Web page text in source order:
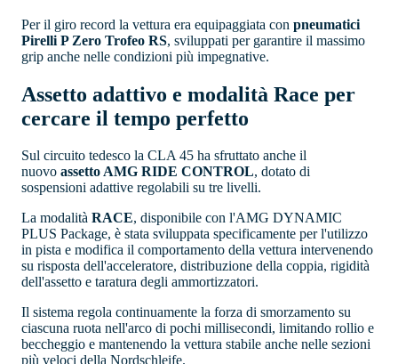
Per il giro record la vettura era equipaggiata con pneumatici
Pirelli P Zero Trofeo RS, sviluppati per garantire il massimo
grip anche nelle condizioni più impegnative.
Assetto adattivo e modalità Race per
cercare il tempo perfetto
Sul circuito tedesco la CLA 45 ha sfruttato anche il
nuovo assetto AMG RIDE CONTROL, dotato di
sospensioni adattive regolabili su tre livelli.
La modalità RACE, disponibile con l'AMG DYNAMIC
PLUS Package, è stata sviluppata specificamente per l'utilizzo
in pista e modifica il comportamento della vettura intervenendo
su risposta dell'acceleratore, distribuzione della coppia, rigidità
dell'assetto e taratura degli ammortizzatori.
Il sistema regola continuamente la forza di smorzamento su
ciascuna ruota nell'arco di pochi millisecondi, limitando rollio e
beccheggio e mantenendo la vettura stabile anche nelle sezioni
più veloci della Nordschleife.